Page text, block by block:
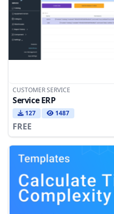
CUSTOMER SERVICE
Service ERP
127 1487
FREE